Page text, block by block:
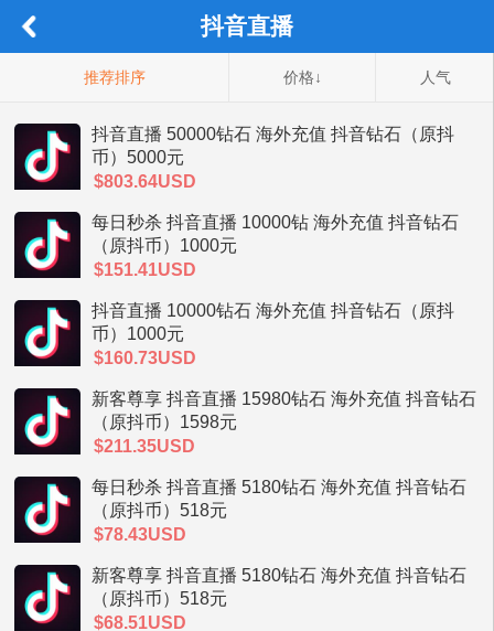
抖音直播
推荐排序 价格↓ 人气
抖音直播 50000钻石 海外充值 抖音钻石（原抖
币）5000元
$803.64USD
每日秒杀 抖音直播 10000钻 海外充值 抖音钻石
（原抖币）1000元
$151.41USD
抖音直播 10000钻石 海外充值 抖音钻石（原抖
币）1000元
$160.73USD
新客尊享 抖音直播 15980钻石 海外充值 抖音钻石
（原抖币）1598元
$211.35USD
每日秒杀 抖音直播 5180钻石 海外充值 抖音钻石
（原抖币）518元
$78.43USD
新客尊享 抖音直播 5180钻石 海外充值 抖音钻石
（原抖币）518元
$68.51USD